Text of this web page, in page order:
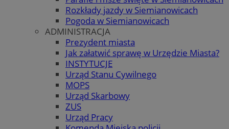
Rozkłady jazdy w Siemianowicach
Pogoda w Siemianowicach
ADMINISTRACJA
Prezydent miasta
Jak załatwić sprawę w Urzędzie Miasta?
INSTYTUCJE
Urząd Stanu Cywilnego
MOPS
Urząd Skarbowy
ZUS
Urząd Pracy